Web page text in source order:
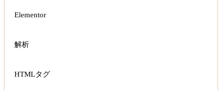
Elementor
解析
HTMLタグ